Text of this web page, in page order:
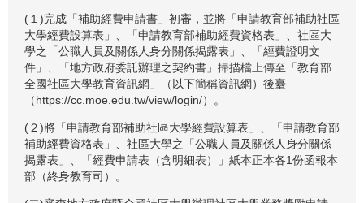
(１)完成「補助經費申請書」初審，並將「申請教育部補助社區
大學經費設算表」、「申請教育部補助經費資格表」、社區大
學之「公職人員及關係人身分關係揭露表」、「經費證明文
件」、「地方政府委託辦理之契約書」掃描檔上傳至「教育部
全國社區大學教育資訊網」（以下簡稱資訊網）後臺
（https://cc.moe.edu.tw/view/login/）。
(２)將「申請教育部補助社區大學經費設算表」、「申請教育部
補助經費資格表」、社區大學之「公職人員及關係人身分關係
揭露表」、「經費申請表（含明細表）」紙本正本各1份函報本
部（終身教育司）。